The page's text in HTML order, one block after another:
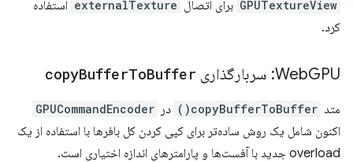
GPUTextureView برای اتصال externalTexture استفاده
کرد.
WebGPU: سربارگذاری copyBufferToBuffer
متد copyBufferToBuffer() در GPUCommandEncoder
اکنون شامل یک روش ساده‌تر برای کپی کردن کل بافرها با استفاده از یک
overload جدید با آفست‌ها و پارامترهای اندازه اختیاری است.